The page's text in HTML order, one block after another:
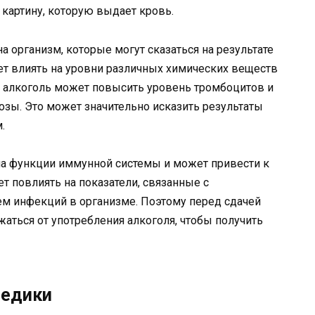
которую выдает кровь.
которые могут сказаться на результате
влиять на уровни различных химических веществ
может повысить уровень тромбоцитов и
Это может значительно исказить результаты
функции иммунной системы и может привести к
на показатели, связанные с
инфекций в организме. Поэтому перед сдачей
от употребления алкоголя, чтобы получить